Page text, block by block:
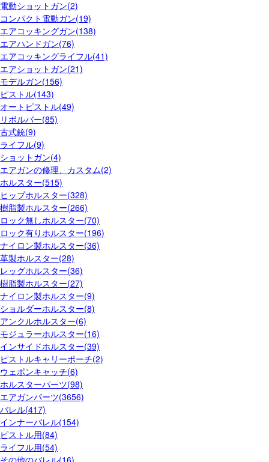
電動ショットガン(2)
コンパクト電動ガン(19)
エアコッキングガン(138)
エアハンドガン(76)
エアコッキングライフル(41)
エアショットガン(21)
モデルガン(156)
ピストル(143)
オートピストル(49)
リボルバー(85)
古式銃(9)
ライフル(9)
ショットガン(4)
エアガンの修理、カスタム(2)
ホルスター(515)
ヒップホルスター(328)
樹脂製ホルスター(266)
ロック無しホルスター(70)
ロック有りホルスター(196)
ナイロン製ホルスター(36)
革製ホルスター(28)
レッグホルスター(36)
樹脂製ホルスター(27)
ナイロン製ホルスター(9)
ショルダーホルスター(8)
アンクルホルスター(6)
モジュラーホルスター(16)
インサイドホルスター(39)
ピストルキャリーポーチ(2)
ウェポンキャッチ(6)
ホルスターパーツ(98)
エアガンパーツ(3656)
バレル(417)
インナーバレル(154)
ピストル用(84)
ライフル用(54)